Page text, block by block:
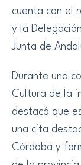
cuenta con el
y la
Junta de
Durante una
Cultura de la
destacó que
una cita
Córdoba y